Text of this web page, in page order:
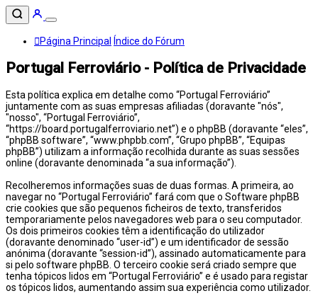
Página Principal Índice do Fórum
Portugal Ferroviário - Política de Privacidade
Esta política explica em detalhe como “Portugal Ferroviário”
juntamente com as suas empresas afiliadas (doravante "nós",
"nosso", “Portugal Ferroviário”,
“https://board.portugalferroviario.net”) e o phpBB (doravante “eles”,
“phpBB software”, “www.phpbb.com”, “Grupo phpBB”, “Equipas
phpBB”) utilizam a informação recolhida durante as suas sessões
online (doravante denominada “a sua informação”).
Recolheremos informações suas de duas formas. A primeira, ao
navegar no “Portugal Ferroviário” fará com que o Software phpBB
crie cookies que são pequenos ficheiros de texto, transferidos
temporariamente pelos navegadores web para o seu computador.
Os dois primeiros cookies têm a identificação do utilizador
(doravante denominado “user-id”) e um identificador de sessão
anónima (doravante “session-id”), assinado automaticamente para
si pelo software phpBB. O terceiro cookie será criado sempre que
tenha tópicos lidos em “Portugal Ferroviário” e é usado para registar
os tópicos lidos, aumentando assim sua experiência como utilizador.